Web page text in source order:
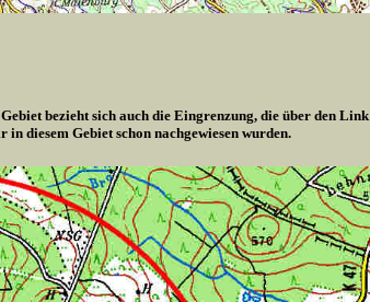
bezieht sich auch die Eingrenzung, die über den Link
diesem Gebiet schon nachgewiesen wurden.